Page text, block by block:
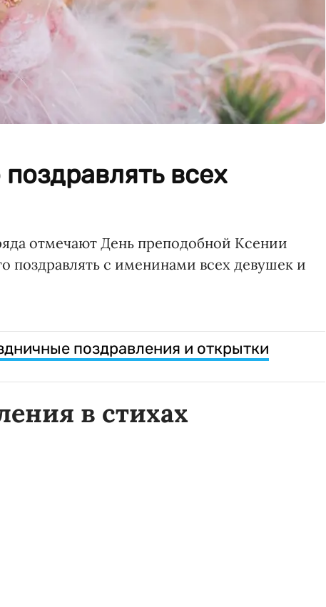
всех
отмечают День преподобной Ксении
поздравлять с именинами всех девушек и
поздравления и открытки
в стихах